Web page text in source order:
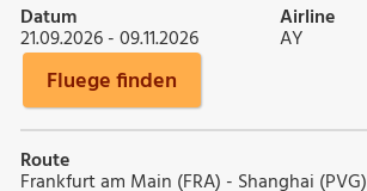
Datum
21.09.2026 - 09.11.2026
Airline
AY
Fluege finden
Route
Frankfurt am Main (FRA) - Shanghai (PVG)